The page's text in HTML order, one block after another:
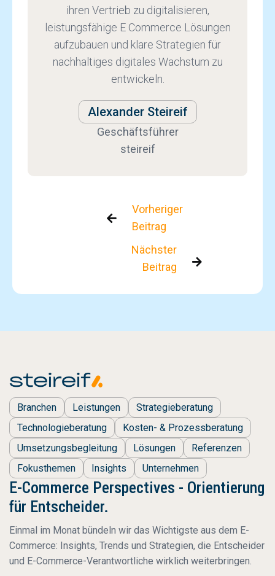
ihren Vertrieb zu digitalisieren,
leistungsfähige E Commerce Lösungen
aufzubauen und klare Strategien für
nachhaltiges digitales Wachstum zu
entwickeln.
Alexander Steireif
Geschäftsführer
steireif

Vorheriger
Beitrag
Nächster
Beitrag

Branchen Leistungen
Strategieberatung
Technologieberatung
Kosten- & Prozessberatung
Umsetzungsbegleitung
Lösungen
Referenzen
Fokusthemen
Insights Unternehmen
E-Commerce Perspectives - Orientierung
für Entscheider.
Einmal im Monat bündeln wir das Wichtigste aus dem E-
Commerce: Insights, Trends und Strategien, die Entscheider
und E-Commerce-Verantwortliche wirklich weiterbringen.